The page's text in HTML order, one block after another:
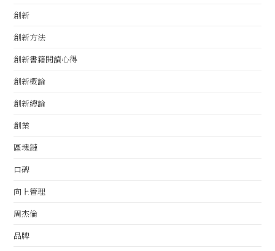
創新
創新方法
創新書籍閱讀心得
創新概論
創新總論
創業
區塊鏈
口碑
向上管理
周杰倫
品牌